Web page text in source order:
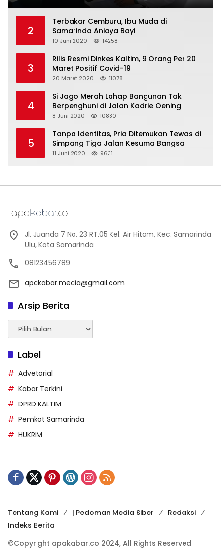
2
Terbakar Cemburu, Ibu Muda di
Samarinda Aniaya Bayi
10 Juni 2020 14258
3
Rilis Resmi Dinkes Kaltim, 9 Orang Per 20
Maret Positif Covid-19
20 Maret 2020 11078
4
Si Jago Merah Lahap Bangunan Tak
Berpenghuni di Jalan Kadrie Oening
8 Juni 2020 10880
5
Tanpa Identitas, Pria Ditemukan Tewas di
Simpang Tiga Jalan Kesuma Bangsa
11 Juni 2020 9631
Jl. Juanda 7 No. 23 RT.05 Kel. Air Hitam, Kec. Samarinda
Ulu, Kota Samarinda
08123456789
apakabar.media@gmail.com
Arsip Berita
Arsip
Berita
Label
Advetorial
Kabar Terkini
DPRD KALTIM
Pemkot Samarinda
HUKRIM
Tentang Kami | Pedoman Media Siber
Redaksi
Indeks Berita
©Copyright apakabar.co 2024, All Rights Reserved